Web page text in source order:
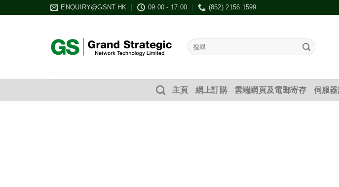
ENQUIRY@GSNT.HK 09:00 - 17:00 (852) 2156 1599
搜
尋：
主頁 網上訂購 雲端網頁及電郵寄存 伺服